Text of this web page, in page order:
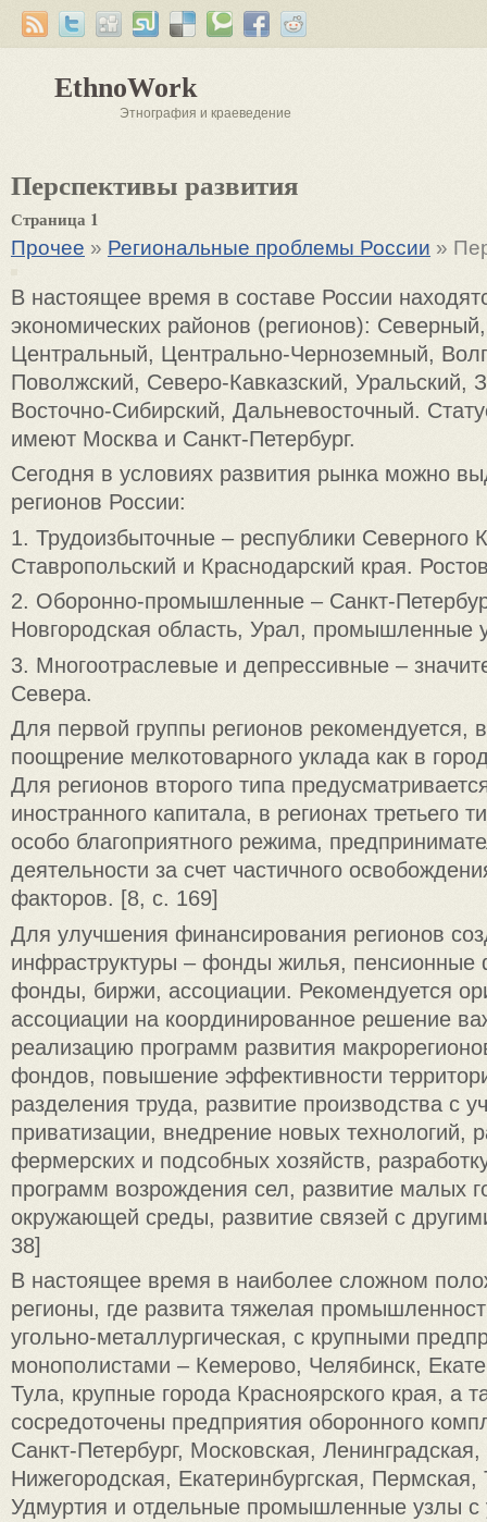
EthnoWork
Этнография и краеведение
Перспективы развития
Страница 1
Прочее » Региональные проблемы России »
В настоящее время в составе России
экономических районов (регионов):
Центральный, Центрально-Черноземный,
Поволжский, Северо-Кавказский, Уральский,
Восточно-Сибирский, Дальневосточный.
имеют Москва и Санкт-Петербург.
Сегодня в условиях развития рынка можно
регионов России:
1. Трудоизбыточные – республики Северного
Ставропольский и Краснодарский края.
2. Оборонно-промышленные – Санкт-
Новгородская область, Урал, промышленные
3. Многоотраслевые и депрессивные –
Севера.
Для первой группы регионов рекомендуется,
поощрение мелкотоварного уклада как в
Для регионов второго типа
иностранного капитала, в регионах третьего
особо благоприятного режима,
деятельности за счет частичного
факторов. [8, с. 169]
Для улучшения финансирования регионов
инфраструктуры – фонды жилья, пенсионные
фонды, биржи, ассоциации. Рекомендуется
ассоциации на координированное решение
реализацию программ развития
фондов, повышение эффективности
разделения труда, развитие производства с
приватизации, внедрение новых технологий,
фермерских и подсобных хозяйств,
программ возрождения сел, развитие малых
окружающей среды, развитие связей с
38]
В настоящее время в наиболее сложном
регионы, где развита тяжелая
угольно-металлургическая, с крупными
монополистами – Кемерово, Челябинск,
Тула, крупные города Красноярского края, а
сосредоточены предприятия оборонного
Санкт-Петербург, Московская,
Нижегородская, Екатеринбургская, Пермская,
Удмуртия и отдельные промышленные узлы с